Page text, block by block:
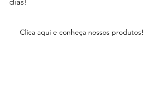
Clica aqui e conheça nossos produtos!